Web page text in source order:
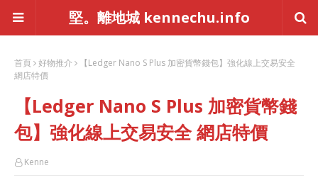
堅。離地城 kennechu.info
首頁 好物推介
【Ledger Nano S Plus 加密貨幣錢包】強化線上交易安全
網店特價
【Ledger Nano S Plus 加密貨幣錢
包】強化線上交易安全 網店特價
Kenne